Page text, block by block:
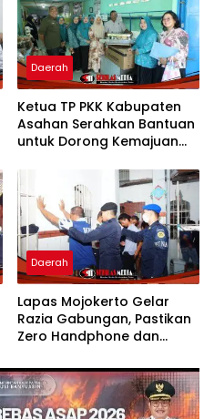
Daerah
Ketua TP PKK Kabupaten
Asahan Serahkan Bantuan
untuk Dorong Kemajuan
Sentang
Daerah
Lapas Mojokerto Gelar
Razia Gabungan, Pastikan
Zero Handphone dan